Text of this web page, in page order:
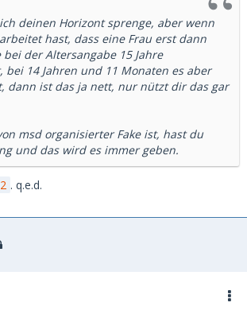
deinen Horizont sprenge, aber wenn
hast, dass eine Frau erst dann
bei der Altersangabe 15 Jahre
bei 14 Jahren und 11 Monaten es aber
dann ist das ja nett, nur nützt dir das gar
msd organisierter Fake ist, hast du
und das wird es immer geben.
. q.e.d.